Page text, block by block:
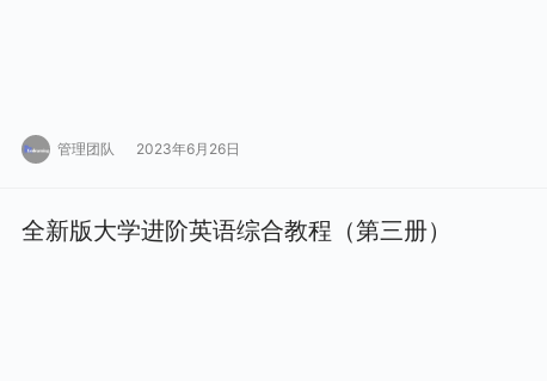
管理团队 2023年6月26日
全新版大学进阶英语综合教程（第三册）